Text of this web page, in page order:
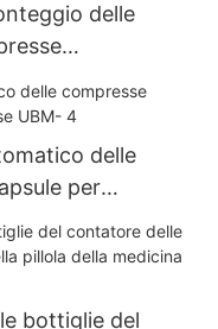
delle
delle
per
bottiglie del